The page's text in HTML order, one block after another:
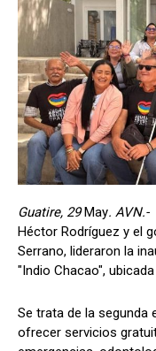
Guatire, 29May. AVN.-
Héctor Rodríguez y el
Serrano, lideraron la
"Indio Chacao",
Se trata de la segunda
ofrecer servicios